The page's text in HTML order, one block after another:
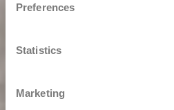
Preferences
Statistics
Marketing